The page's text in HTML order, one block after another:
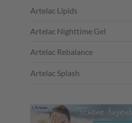
Artelac Lipids
Artelac Nighttime Gel
Artelac Rebalance
Artelac Splash